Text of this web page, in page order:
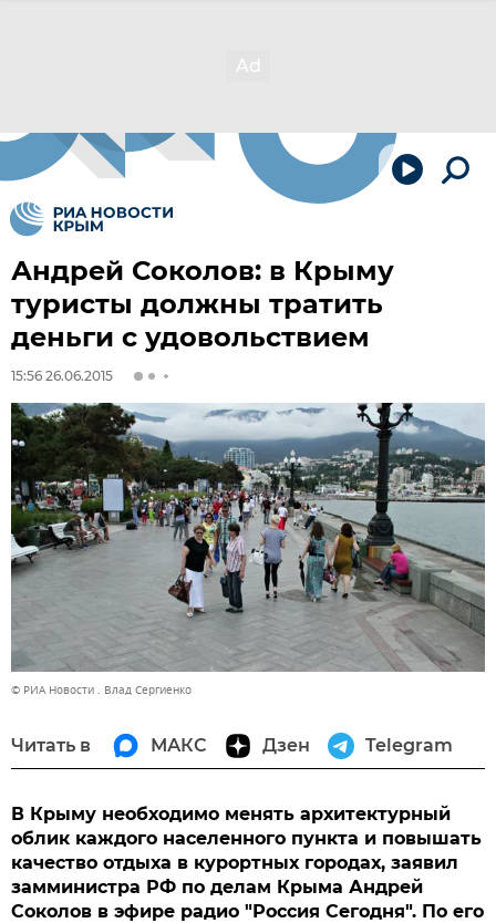
Андрей Соколов: в Крыму
туристы должны тратить
деньги с удовольствием
15:56 26.06.2015
© РИА Новости . Влад Сергиенко
Читать в МАКС Дзен Telegram
В Крыму необходимо менять архитектурный
облик каждого населенного пункта и повышать
качество отдыха в курортных городах, заявил
замминистра РФ по делам Крыма Андрей
Соколов в эфире радио "Россия Сегодня". По его